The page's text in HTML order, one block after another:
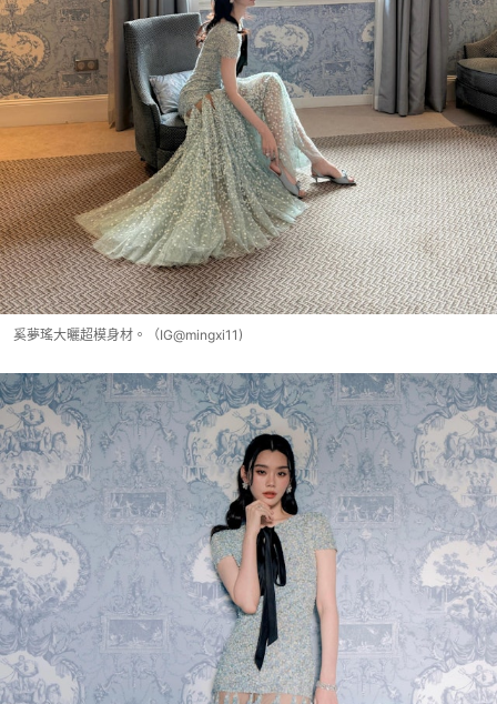
奚夢瑤大曬超模身材。（IG@mingxi11)